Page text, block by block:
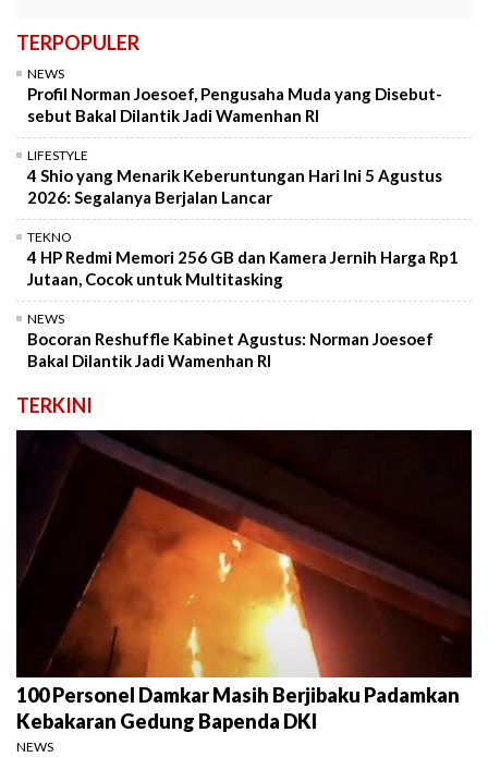
TERPOPULER
NEWS
Profil Norman Joesoef, Pengusaha Muda yang Disebut-
sebut Bakal Dilantik Jadi Wamenhan RI
LIFESTYLE
4 Shio yang Menarik Keberuntungan Hari Ini 5 Agustus
2026: Segalanya Berjalan Lancar
TEKNO
4 HP Redmi Memori 256 GB dan Kamera Jernih Harga Rp1
Jutaan, Cocok untuk Multitasking
NEWS
Bocoran Reshuffle Kabinet Agustus: Norman Joesoef
Bakal Dilantik Jadi Wamenhan RI
TERKINI
100 Personel Damkar Masih Berjibaku Padamkan
Kebakaran Gedung Bapenda DKI
NEWS